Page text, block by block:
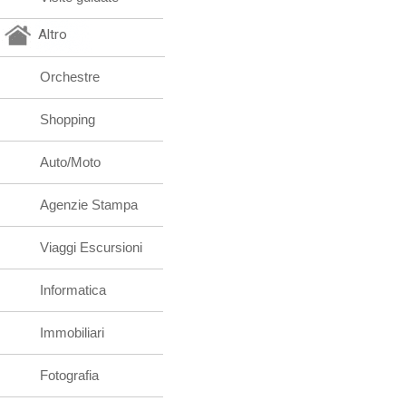
Altro
Orchestre
Shopping
Auto/Moto
Agenzie Stampa
Viaggi Escursioni
Informatica
Immobiliari
Fotografia